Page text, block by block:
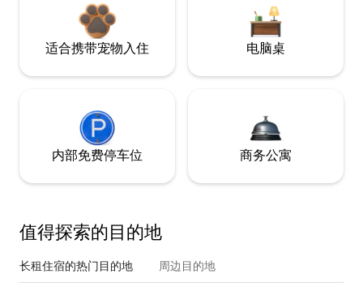
适合携带宠物入住 电脑桌
内部免费停车位 商务公寓
值得探索的目的地
长租住宿的热门目的地 周边目的地